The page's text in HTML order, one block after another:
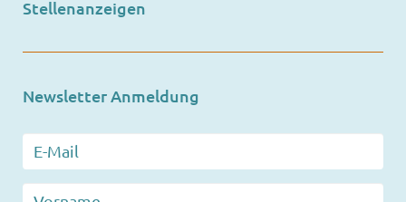
Stellenanzeigen
Newsletter Anmeldung